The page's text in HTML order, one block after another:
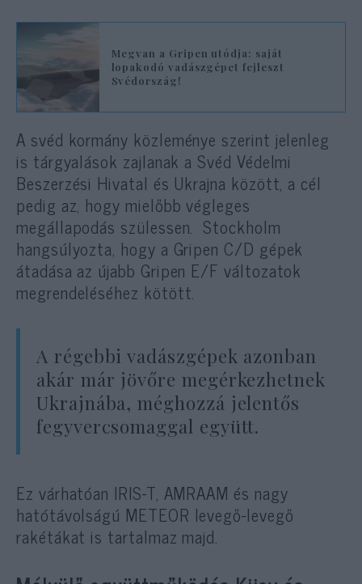
Megvan a Gripen utódja: saját
lopakodó vadászgépet fejleszt
Svédország!
A svéd kormány közleménye szerint jelenleg
is tárgyalások zajlanak a Svéd Védelmi
Beszerzési Hivatal és Ukrajna között, a cél
pedig az, hogy mielőbb végleges
megállapodás szülessen. Stockholm
hangsúlyozta, hogy a Gripen C/D gépek
átadása az újabb Gripen E/F változatok
megrendeléséhez kötött.
A régebbi vadászgépek azonban
akár már jövőre megérkezhetnek
Ukrajnába, méghozzá jelentős
fegyvercsomaggal együtt.
Ez várhatóan IRIS-T, AMRAAM és nagy
hatótávolságú METEOR levegő-levegő
rakétákat is tartalmaz majd.